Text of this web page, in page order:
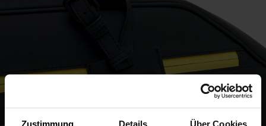
Zustimmung Details Über Cookies